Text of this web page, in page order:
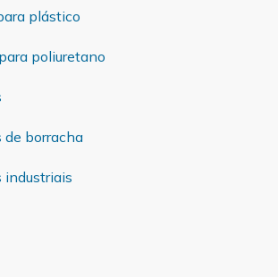
plástico
poliuretano
de borracha
industriais